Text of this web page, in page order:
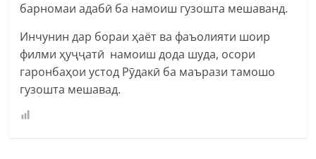
барномаи адабӣ ба намоиш гузошта мешаванд.
Инчунин дар бораи ҳаёт ва фаъолияти шоир
филми ҳуҷҷатӣ намоиш дода шуда, осори
гаронбаҳои устод Рӯдакӣ ба маърази тамошо
гузошта мешавад.